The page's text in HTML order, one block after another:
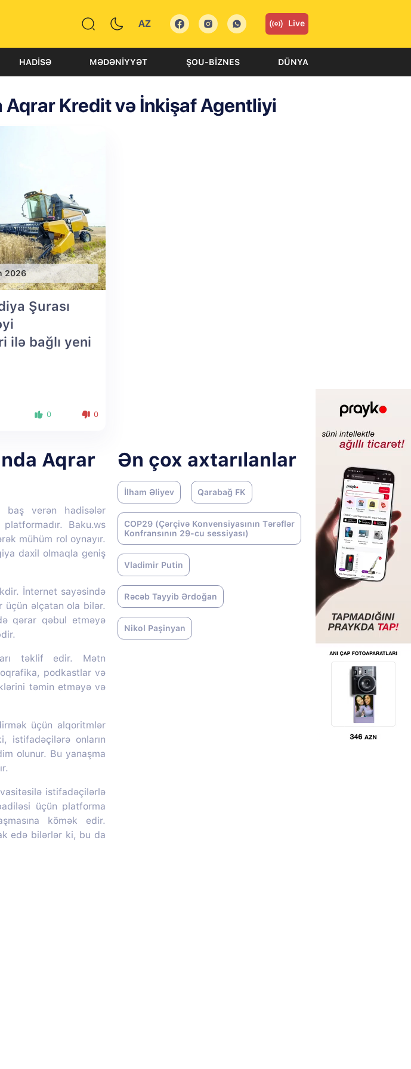
AZ Live
HADISƏ MƏDƏNIYYƏT ŞOU-BIZNES DÜNYA
Aqrar Kredit və İnkişaf Agentliyi
2026
Şurası
ilə bağlı yeni
0 0
Aqrar
baş verən hadisələr
Baku.ws
mühüm rol oynayır.
daxil olmaqla geniş
İnternet sayəsində
üçün əlçatan ola bilər.
qərar qəbul etməyə
təklif edir. Mətn
podkastlar və
təmin etməyə və
üçün alqoritmlər
istifadəçilərə onların
olunur. Bu yanaşma
istifadəçilərlə
üçün platforma
kömək edir.
edə bilərlər ki, bu da
Ən çox axtarılanlar
İlham Əliyev Qarabağ FK
COP29 (Çərçivə Konvensiyasının Tərəflər
Konfransının 29-cu sessiyası)
Vladimir Putin
Rəcəb Tayyib Ərdoğan
Nikol Paşinyan